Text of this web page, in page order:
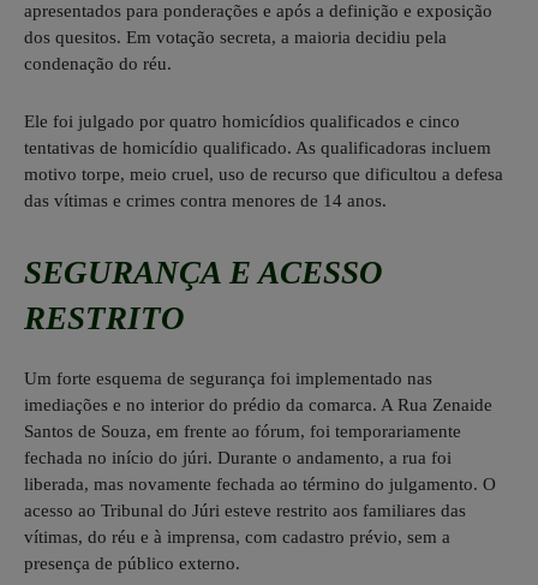
apresentados para ponderações e após a definição e exposição
dos quesitos. Em votação secreta, a maioria decidiu pela
condenação do réu.
Ele foi julgado por quatro homicídios qualificados e cinco
tentativas de homicídio qualificado. As qualificadoras incluem
motivo torpe, meio cruel, uso de recurso que dificultou a defesa
das vítimas e crimes contra menores de 14 anos.
SEGURANÇA E ACESSO
RESTRITO
Um forte esquema de segurança foi implementado nas
imediações e no interior do prédio da comarca. A Rua Zenaide
Santos de Souza, em frente ao fórum, foi temporariamente
fechada no início do júri. Durante o andamento, a rua foi
liberada, mas novamente fechada ao término do julgamento. O
acesso ao Tribunal do Júri esteve restrito aos familiares das
vítimas, do réu e à imprensa, com cadastro prévio, sem a
presença de público externo.